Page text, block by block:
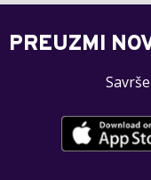
PREUZMI